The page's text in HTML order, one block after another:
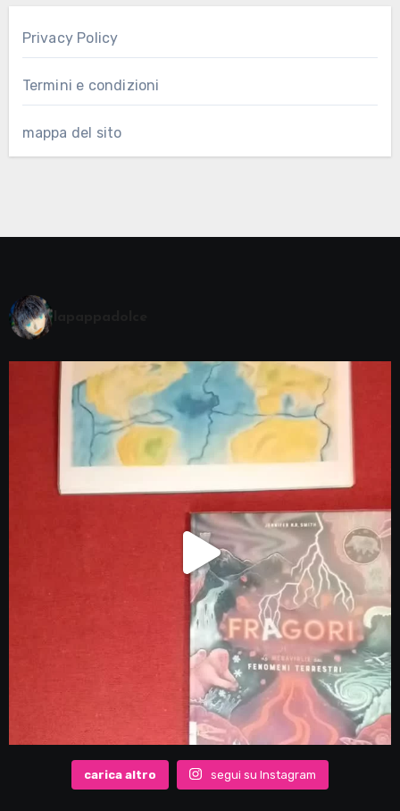
Privacy Policy
Termini e condizioni
mappa del sito
carica altro segui su Instagram